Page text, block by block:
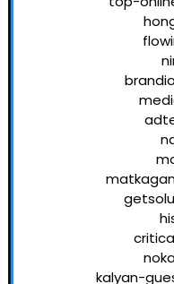
kalyan-